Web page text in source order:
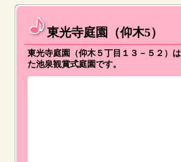
東光寺庭園（仰木5）
東光寺庭園（仰木５丁目１３－５２）
た池泉観賞式庭園です。